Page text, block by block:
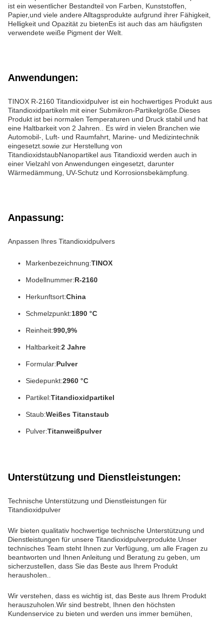
ist ein wesentlicher Bestandteil von Farben, Kunststoffen,
Papier,und viele andere Alltagsprodukte aufgrund ihrer Fähigkeit,
Helligkeit und Opazität zu bietenEs ist auch das am häufigsten
verwendete weiße Pigment der Welt.
Anwendungen:
TINOX R-2160 Titandioxidpulver ist ein hochwertiges Produkt aus
Titandioxidpartikeln mit einer Submikron-Partikelgröße.Dieses
Produkt ist bei normalen Temperaturen und Druck stabil und hat
eine Haltbarkeit von 2 Jahren.. Es wird in vielen Branchen wie
Automobil-, Luft- und Raumfahrt, Marine- und Medizintechnik
eingesetzt.sowie zur Herstellung von
TitandioxidstaubNanopartikel aus Titandioxid werden auch in
einer Vielzahl von Anwendungen eingesetzt, darunter
Wärmedämmung, UV-Schutz und Korrosionsbekämpfung.
Anpassung:
Anpassen Ihres Titandioxidpulvers
Markenbezeichnung:TINOX
Modellnummer:R-2160
Herkunftsort:China
Schmelzpunkt:1890 °C
Reinheit:990,9%
Haltbarkeit:2 Jahre
Formular:Pulver
Siedepunkt:2960 °C
Partikel:Titandioxidpartikel
Staub:Weißes Titanstaub
Pulver:Titanweißpulver
Unterstützung und Dienstleistungen:
Technische Unterstützung und Dienstleistungen für
Titandioxidpulver
Wir bieten qualitativ hochwertige technische Unterstützung und
Dienstleistungen für unsere Titandioxidpulverprodukte.Unser
technisches Team steht Ihnen zur Verfügung, um alle Fragen zu
beantworten und Ihnen Anleitung und Beratung zu geben, um
sicherzustellen, dass Sie das Beste aus Ihrem Produkt
herausholen..
Wir verstehen, dass es wichtig ist, das Beste aus Ihrem Produkt
herauszuholen.Wir sind bestrebt, Ihnen den höchsten
Kundenservice zu bieten und werden uns immer bemühen,